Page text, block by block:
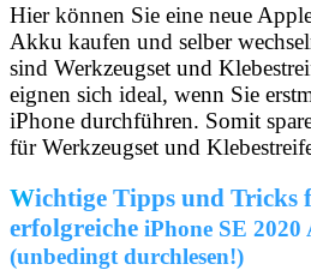
Hier können Sie eine neue
Akku kaufen und selber
sind Werkzeugset und
eignen sich ideal, wenn Sie
iPhone durchführen. Somit
für Werkzeugset und
Wichtige Tipps und Tricks
erfolgreiche iPhone SE
(unbedingt durchlesen!)